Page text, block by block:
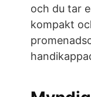
och du tar
kompakt